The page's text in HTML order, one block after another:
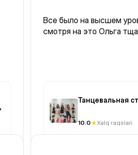
Все было на высшем
смотря на это Ольга
Танцевальная
10.0 Xalq raqslari